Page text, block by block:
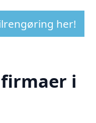
her!
i